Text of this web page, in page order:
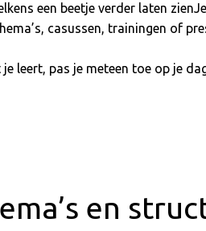
een beetje verder laten
casussen, trainingen of
leert, pas je meteen toe op je
en